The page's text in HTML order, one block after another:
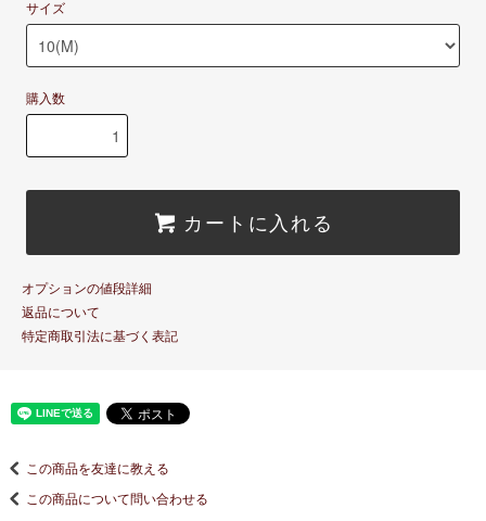
サイズ
購入数
カートに入れる
オプションの値段詳細
返品について
特定商取引法に基づく表記
この商品を友達に教える
この商品について問い合わせる